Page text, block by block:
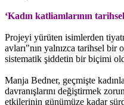
‘Kadın katliamlarının
Projeyi yürüten isimlerden
avları"nın yalnızca tarihsel bir
sistematik şiddetin bir biçimi
Manja Bedner, geçmişte
davranışlarını değiştirmek
etkilerinin günümüze kadar